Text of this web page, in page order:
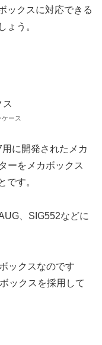
ックスに対応できる
ょう。
ース
に開発されたメカ
ーをメカボックス
です。
、SIG552などに
ックスなのです
ックスを採用して